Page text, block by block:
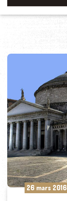
26 mars 2016